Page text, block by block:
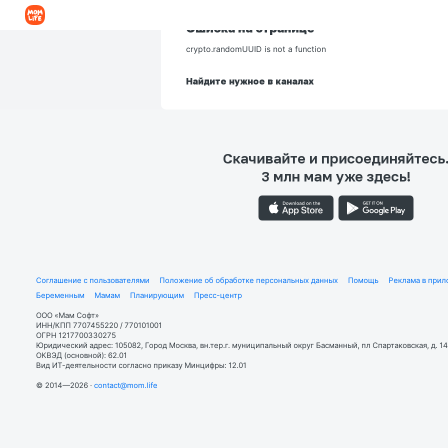
Ошибка на странице
crypto.randomUUID is not a function
Найдите нужное в каналах
Скачивайте и присоединяйтесь.
3 млн мам уже здесь!
Соглашение с пользователями Положение об обработке персональных данных Помощь Реклама в
Беременным
Мамам Планирующим Пресс-центр
ООО «Мам Софт»
ИНН/КПП 7707455220 / 770101001
ОГРН 1217700330275
Юридический адрес: 105082, Город Москва, вн.тер.г. муниципальный округ Басманный, пл Спартаковская, д.
ОКВЭД (основной): 62.01
Вид ИТ-деятельности согласно приказу Минцифры: 12.01
© 2014—2026 · contact@mom.life